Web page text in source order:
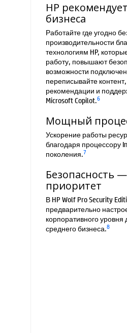
HP
бизнеса
Работайте где угодно
производительности
технологиям HP,
работу, повышают
возможности
переписывайте
рекомендации и
Microsoft Copilot.6
Мощный
Ускорение работы
благодаря процессору
поколения.7
Безопасность
приоритет
В HP Wolf Pro Security
предварительно
корпоративного
среднего бизнеса.8